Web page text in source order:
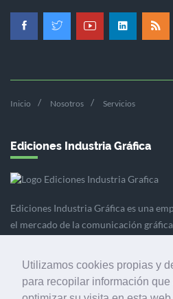
Utilizamos cookies propias y
para recopilar información que
Inicio Nosotros Servicios
Ediciones Industria Gráfica
Ediciones Industria Gráfica es una
el mercado de la comunicación